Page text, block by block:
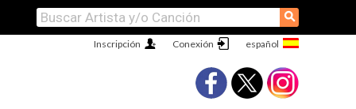
⚲
Conexión
Inscripción